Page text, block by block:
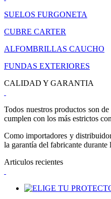
SUELOS FURGONETA
CUBRE CARTER
ALFOMBRILLAS CAUCHO
FUNDAS EXTERIORES
CALIDAD Y GARANTIA
Todos nuestros productos son
cumplen con los más estrictos
Como importadores y
la garantía del fabricante
Articulos recientes